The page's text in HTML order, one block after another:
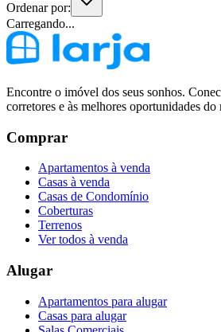
Ordenar por:
Carregando...
Encontre o imóvel dos seus sonhos.
corretores e às melhores oportunidades
Comprar
Apartamentos à venda
Casas à venda
Casas de Condomínio
Coberturas
Terrenos
Ver todos à venda
Alugar
Apartamentos para alugar
Casas para alugar